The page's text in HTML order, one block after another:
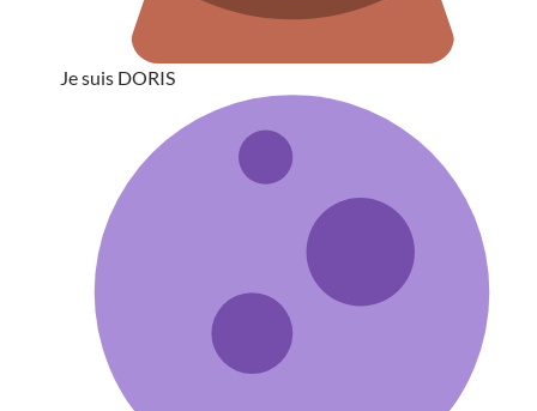
Je suis DORIS